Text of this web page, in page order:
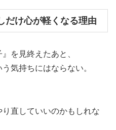
だけ心が軽くなる理由
を見終えたあと、
気持ちにはならない。
り直していいのかもしれな